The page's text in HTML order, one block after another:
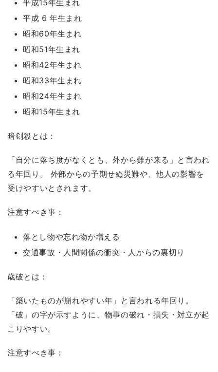
平成15年生まれ
平成 6 年生まれ
昭和60年生まれ
昭和51年生まれ
昭和42年生まれ
昭和33年生まれ
昭和24年生まれ
昭和15年生まれ
暗剣殺とは：
「自分に落ち度がなくとも、外から難が来る」と言われ
る年回り。 外部からの予期せぬ災難や、他人の影響を
受けやすいとされます。
注意すべき事：
落とし物や忘れ物が増える
交通事故・人間関係の衝突・人からの裏切り
歳破とは：
「築いたものが崩れやすい年」と言われる年回り。
「破」の字が示すように、物事の破れ・損失・対立が起
こりやすい。
注意すべき事：